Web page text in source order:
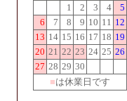
1
2 3 4
5
6
7 8 9 10 11 12
13 14 15 16 17 18 19
20 21 22 23 24 25 26
27 28 29 30
■は休業日です